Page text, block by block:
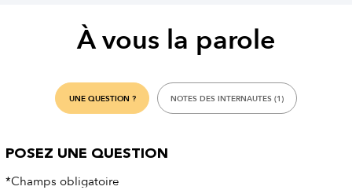
À vous la parole
UNE QUESTION ? NOTES DES INTERNAUTES (1)
POSEZ UNE QUESTION
*Champs obligatoire